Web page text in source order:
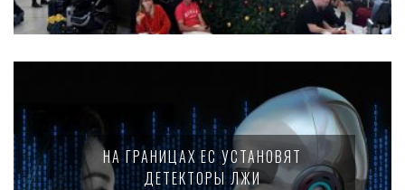
НА ГРАНИЦАХ ЕС УСТАНОВЯТ
ДЕТЕКТОРЫ ЛЖИ